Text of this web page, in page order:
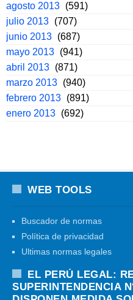
agosto 2013 (591)
julio 2013 (707)
junio 2013 (687)
mayo 2013 (941)
abril 2013 (871)
marzo 2013 (940)
febrero 2013 (891)
enero 2013 (692)
WEB TOOLS
Buscador de normas
Política de privacidad
Ultimas normas legales
EL PERÚ LEGAL:
SUPERINTENDENCIA